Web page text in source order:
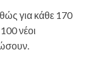
για κάθε 170
νέοι